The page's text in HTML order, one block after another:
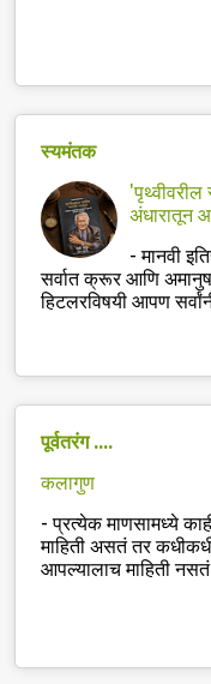
स्यमंतक
अंधारातून
-मानवी
सर्वात क्रूर आणि
हिटलरविषयी आपण
पूर्वतरंग ....
कलागुण
-प्रत्येक माणसामध्ये
माहिती असतं तर
आपल्यालाच माहिती